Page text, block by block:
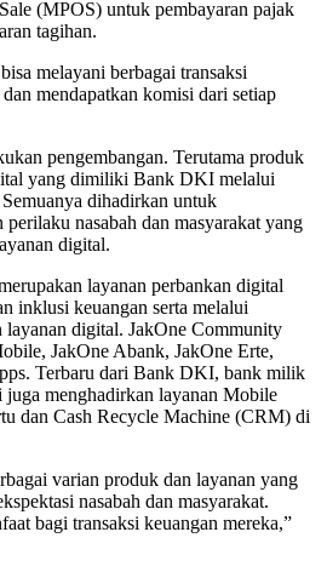
(MPOS) untuk pembayaran pajak
tagihan.
melayani berbagai transaksi
mendapatkan komisi dari setiap
pengembangan. Terutama produk
yang dimiliki Bank DKI melalui
dihadirkan untuk
nasabah dan masyarakat yang
digital.
layanan perbankan digital
inklusi keuangan serta melalui
layanan digital. JakOne Community
JakOne Abank, JakOne Erte,
Terbaru dari Bank DKI, bank milik
menghadirkan layanan Mobile
dan Cash Recycle Machine (CRM) di
varian produk dan layanan yang
nasabah dan masyarakat.
bagi transaksi keuangan mereka,”